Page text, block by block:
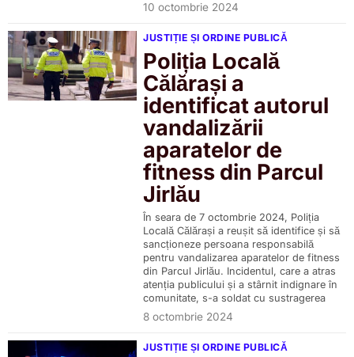
10 octombrie 2024
JUSTIȚIE ȘI ORDINE PUBLICĂ
Poliția Locală
Călărași a
identificat autorul
vandalizării
aparatelor de
fitness din Parcul
Jirlău
În seara de 7 octombrie 2024, Poliția
Locală Călărași a reușit să identifice și să
sancționeze persoana responsabilă
pentru vandalizarea aparatelor de fitness
din Parcul Jirlău. Incidentul, care a atras
atenția publicului și a stârnit indignare în
comunitate, s-a soldat cu sustragerea
8 octombrie 2024
JUSTIȚIE ȘI ORDINE PUBLICĂ